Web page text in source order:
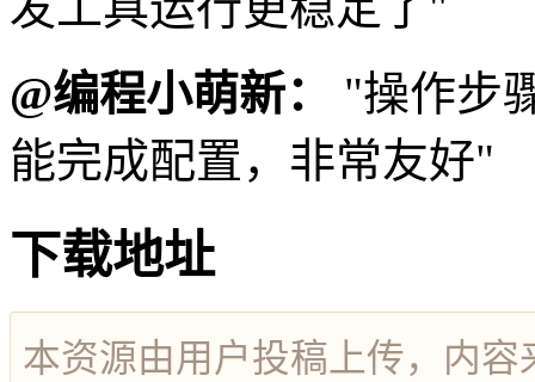
@编程小萌新：
"操作步
能完成配置，非常友好"
下载地址
本资源由用户投稿上传，内